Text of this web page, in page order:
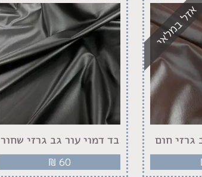
אזל במלאי
גרזי חום בד דמוי עור גב גרזי שחור
₪ 60